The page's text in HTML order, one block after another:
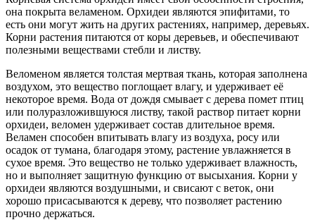
она покрыта веламеном. Орхидеи являются эпифитами, то
есть они могут жить на других растениях, например, деревьях.
Корни растения питаются от коры деревьев, и обеспечивают
полезными веществами стебли и листву.
Веломеном является толстая мертвая ткань, которая заполнена
воздухом, это вещество поглощает влагу, и удерживает её
некоторое время. Вода от дождя смывает с дерева помет птиц
или полуразложившуюся листву, такой раствор питает корни
орхидеи, веломен удерживает состав длительное время.
Веламен способен впитывать влагу из воздуха, росу или
осадок от тумана, благодаря этому, растение увлажняется в
сухое время. Это вещество не только удерживает влажность,
но и выполняет защитную функцию от высыхания. Корни у
орхидеи являются воздушными, и свисают с веток, они
хорошо присасываются к дереву, что позволяет растению
прочно держаться.